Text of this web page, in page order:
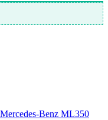
Benz ML350